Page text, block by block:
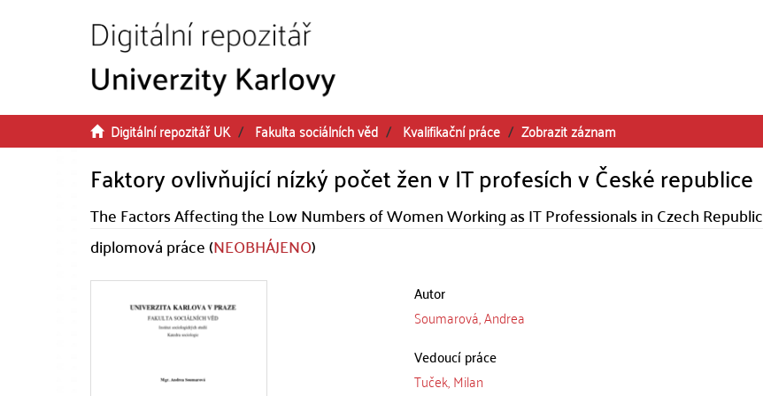
Digitální repozitář UK Fakulta sociálních věd Kvalifikační práce Zobrazit záznam
Faktory ovlivňující nízký počet žen v IT profesích v České republice
The Factors Affecting the Low Numbers of Women Working as IT Professionals in Czech Republic
diplomová práce (NEOBHÁJENO)
Autor
Soumarová, Andrea
Vedoucí práce
Tuček, Milan